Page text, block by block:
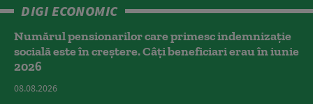
DIGI ECONOMIC
Numărul pensionarilor care primesc indemnizaţie
socială este în creștere. Câți beneficiari erau în iunie
2026
08.08.2026